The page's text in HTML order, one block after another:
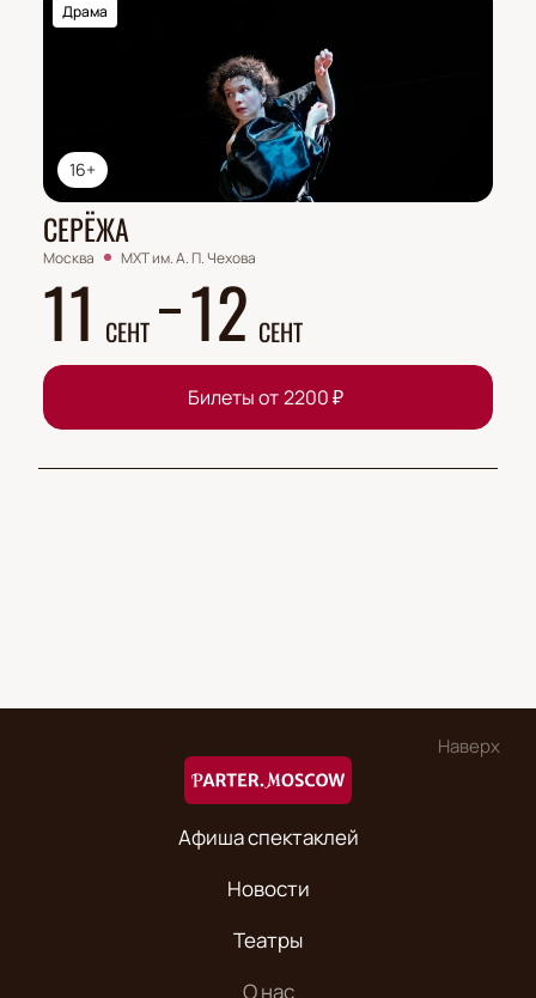
16+
Драма
СЕРЁЖА
Москва МХТ им. А. П. Чехова
11 СЕНТ 12 СЕНТ
Билеты от2200₽
Наверх
Афиша спектаклей
Новости
Театры
О нас